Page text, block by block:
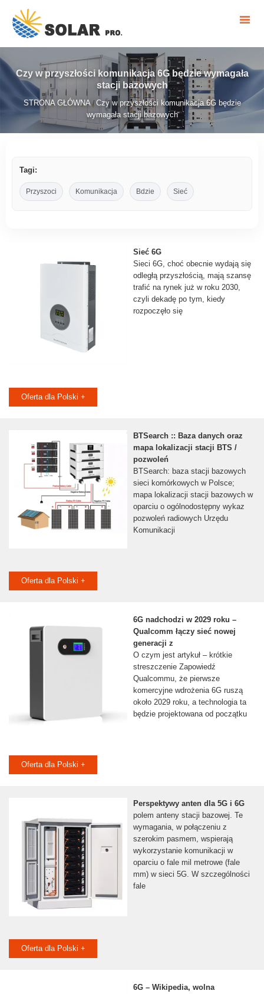
Czy w przyszłości komunikacja 6G będzie wymagała
stacji bazowych
STRONA GŁÓWNA/ Czy w przyszłości komunikacja 6G będzie
wymagała stacji bazowych
Tagi:
Przyszoci Komunikacja Bdzie Sieć
Sieć 6G
Sieci 6G, choć obecnie wydają się
odległą przyszłością, mają szansę
trafić na rynek już w roku 2030,
czyli dekadę po tym, kiedy
rozpoczęło się
Oferta dla Polski +
BTSearch :: Baza danych oraz
mapa lokalizacji stacji BTS /
pozwoleń
BTSearch: baza stacji bazowych
sieci komórkowych w Polsce;
mapa lokalizacji stacji bazowych w
oparciu o ogólnodostępny wykaz
pozwoleń radiowych Urzędu
Komunikacji
Oferta dla Polski +
6G nadchodzi w 2029 roku –
Qualcomm łączy sieć nowej
generacji z
O czym jest artykuł – krótkie
streszczenie Zapowiedź
Qualcommu, że pierwsze
komercyjne wdrożenia 6G ruszą
około 2029 roku, a technologia ta
będzie projektowana od początku
Oferta dla Polski +
Perspektywy anten dla 5G i 6G
polem anteny stacji bazowej. Te
wymagania, w połączeniu z
szerokim pasmem, wspierają
wykorzystanie komunikacji w
oparciu o fale mil metrowe (fale
mm) w sieci 5G. W szczególności
fale
Oferta dla Polski +
6G – Wikipedia, wolna